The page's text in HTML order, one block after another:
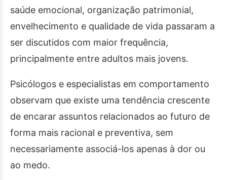
saúde emocional, organização patrimonial,
envelhecimento e qualidade de vida passaram a
ser discutidos com maior frequência,
principalmente entre adultos mais jovens.
Psicólogos e especialistas em comportamento
observam que existe uma tendência crescente
de encarar assuntos relacionados ao futuro de
forma mais racional e preventiva, sem
necessariamente associá-los apenas à dor ou
ao medo.